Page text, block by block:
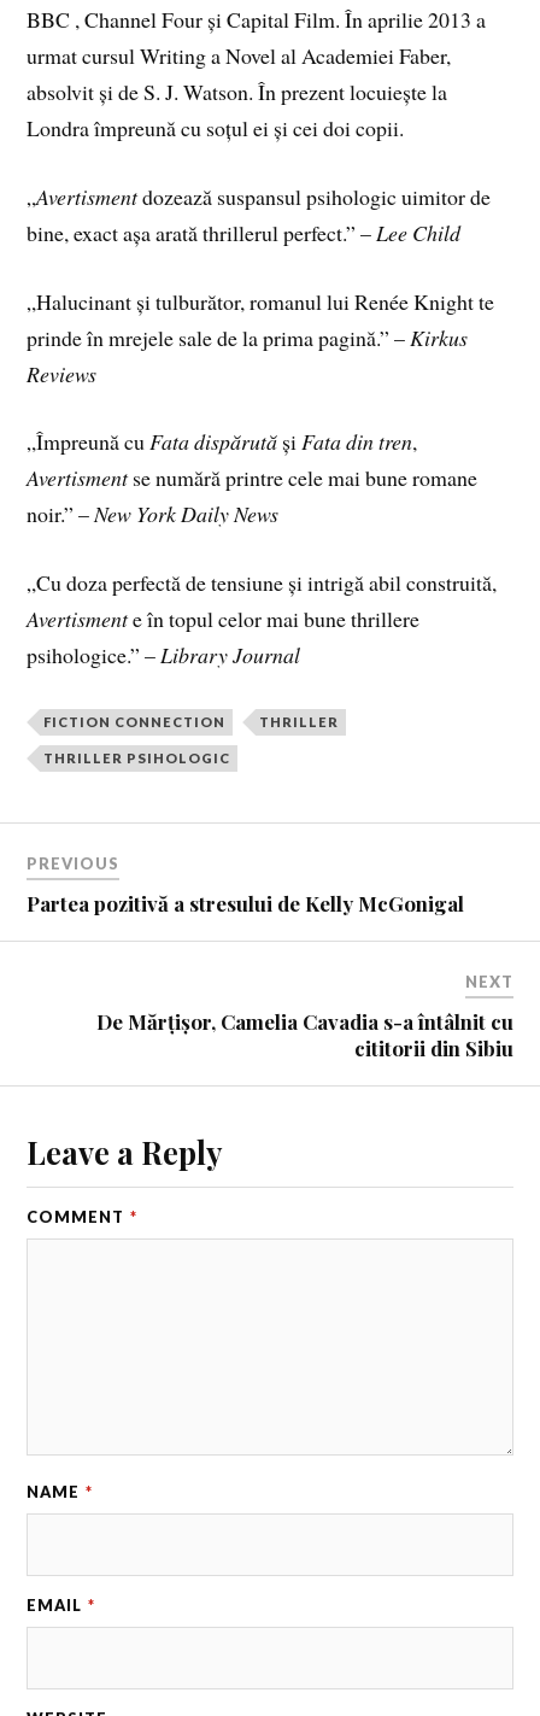
BBC , Channel Four și Capital Film. În aprilie 2013 a
urmat cursul Writing a Novel al Academiei Faber,
absolvit și de S. J. Watson. În prezent locuiește la
Londra împreună cu soțul ei și cei doi copii.
„Avertismentdozează suspansul psihologic uimitor de
bine, exact așa arată thrillerul perfect.” –Lee Child
„Halucinant și tulburător, romanul lui Renée Knight te
prinde în mrejele sale de la prima pagină.” – Kirkus
Reviews
„Împreună cuFata dispărută șiFata din tren,
Avertismentse numără printre cele mai bune romane
noir.” –New York Daily News
„Cu doza perfectă de tensiune și intrigă abil construită,
Avertismente în topul celor mai bune thrillere
psihologice.” –Library Journal
FICTION CONNECTION THRILLER
THRILLER PSIHOLOGIC
PREVIOUS
Partea pozitivă a stresului de Kelly McGonigal
NEXT
De Mărțișor, Camelia Cavadia s-a întâlnit cu
cititorii din Sibiu
Leave a Reply
COMMENT *
NAME *
EMAIL *